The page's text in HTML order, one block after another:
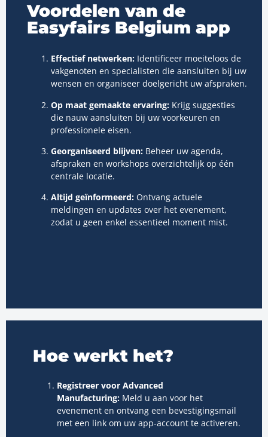
Voordelen van de
Easyfairs Belgium app
Effectief netwerken: Identificeer moeiteloos de
vakgenoten en specialisten die aansluiten bij uw
wensen en organiseer doelgericht uw afspraken.
Op maat gemaakte ervaring: Krijg suggesties
die nauw aansluiten bij uw voorkeuren en
professionele eisen.
Georganiseerd blijven: Beheer uw agenda,
afspraken en workshops overzichtelijk op één
centrale locatie.
Altijd geïnformeerd: Ontvang actuele
meldingen en updates over het evenement,
zodat u geen enkel essentieel moment mist.
Hoe werkt het?
Registreer voor Advanced
Manufacturing: Meld u aan voor het
evenement en ontvang een bevestigingsmail
met een link om uw app-account te activeren.